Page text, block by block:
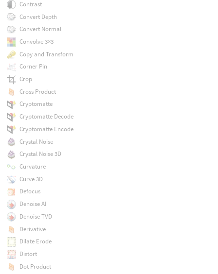
Contrast
Convert Depth
Convert Normal
Convolve 3×3
Copy and Transform
Corner Pin
Crop
Cross Product
Cryptomatte
Cryptomatte Decode
Cryptomatte Encode
Crystal Noise
Crystal Noise 3D
Curvature
Curve 3D
Defocus
Denoise AI
Denoise TVD
Derivative
Dilate Erode
Distort
Dot Product